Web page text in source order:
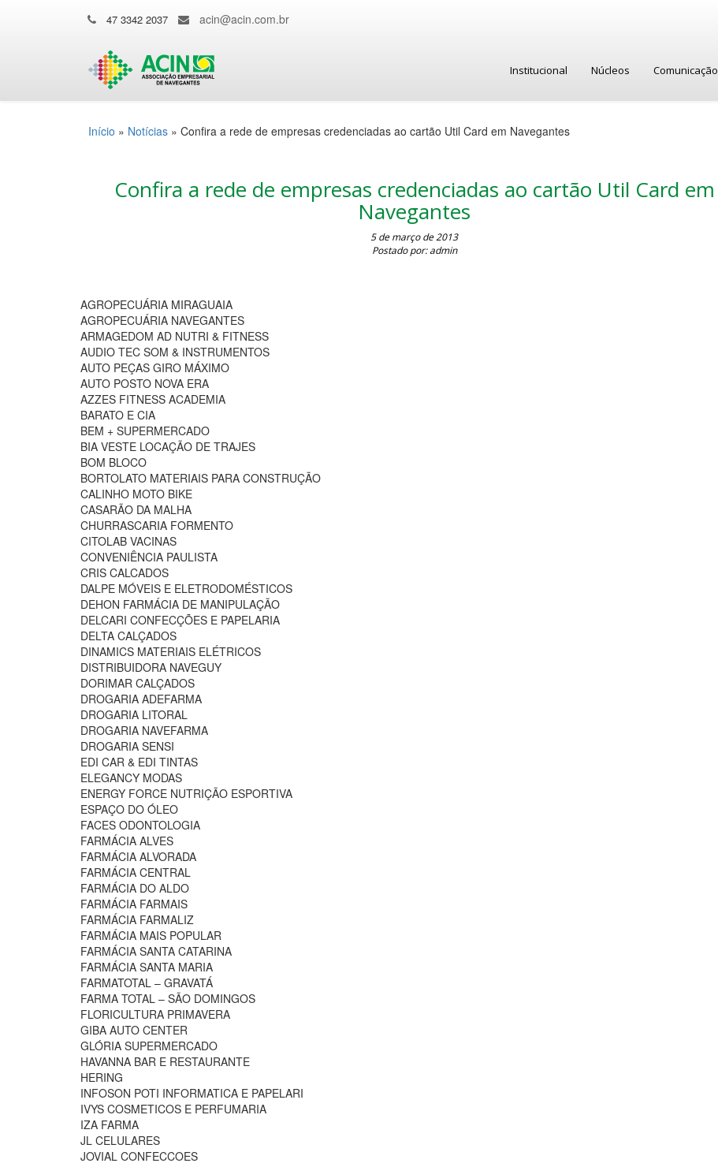
47 3342 2037 acin@acin.com.br
Institucional Núcleos Comunicação
Início » Notícias » Confira a rede de empresas credenciadas ao cartão Util Card em Navegantes
Confira a rede de empresas credenciadas ao cartão Util Card em
Navegantes
5 de março de 2013
Postado por: admin
AGROPECUÁRIA MIRAGUAIA
AGROPECUÁRIA NAVEGANTES
ARMAGEDOM AD NUTRI & FITNESS
AUDIO TEC SOM & INSTRUMENTOS
AUTO PEÇAS GIRO MÁXIMO
AUTO POSTO NOVA ERA
AZZES FITNESS ACADEMIA
BARATO E CIA
BEM + SUPERMERCADO
BIA VESTE LOCAÇÃO DE TRAJES
BOM BLOCO
BORTOLATO MATERIAIS PARA CONSTRUÇÃO
CALINHO MOTO BIKE
CASARÃO DA MALHA
CHURRASCARIA FORMENTO
CITOLAB VACINAS
CONVENIÊNCIA PAULISTA
CRIS CALCADOS
DALPE MÓVEIS E ELETRODOMÉSTICOS
DEHON FARMÁCIA DE MANIPULAÇÃO
DELCARI CONFECÇÕES E PAPELARIA
DELTA CALÇADOS
DINAMICS MATERIAIS ELÉTRICOS
DISTRIBUIDORA NAVEGUY
DORIMAR CALÇADOS
DROGARIA ADEFARMA
DROGARIA LITORAL
DROGARIA NAVEFARMA
DROGARIA SENSI
EDI CAR & EDI TINTAS
ELEGANCY MODAS
ENERGY FORCE NUTRIÇÃO ESPORTIVA
ESPAÇO DO ÓLEO
FACES ODONTOLOGIA
FARMÁCIA ALVES
FARMÁCIA ALVORADA
FARMÁCIA CENTRAL
FARMÁCIA DO ALDO
FARMÁCIA FARMAIS
FARMÁCIA FARMALIZ
FARMÁCIA MAIS POPULAR
FARMÁCIA SANTA CATARINA
FARMÁCIA SANTA MARIA
FARMATOTAL – GRAVATÁ
FARMA TOTAL – SÃO DOMINGOS
FLORICULTURA PRIMAVERA
GIBA AUTO CENTER
GLÓRIA SUPERMERCADO
HAVANNA BAR E RESTAURANTE
HERING
INFOSON POTI INFORMATICA E PAPELARI
IVYS COSMETICOS E PERFUMARIA
IZA FARMA
JL CELULARES
JOVIAL CONFECCOES